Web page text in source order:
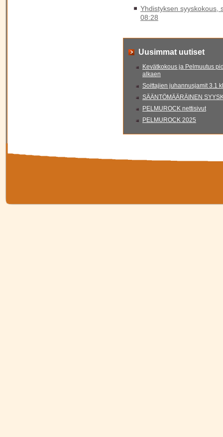
Yhdistyksen syyskokous,
08:28
Uusimmat uutiset
Kevätkokous ja Pelmuutus
alkaen
Soittajien juhannusjamit 3.1
SÄÄNTÖMÄÄRÄINEN
PELMUROCK nettisivut
PELMUROCK 2025